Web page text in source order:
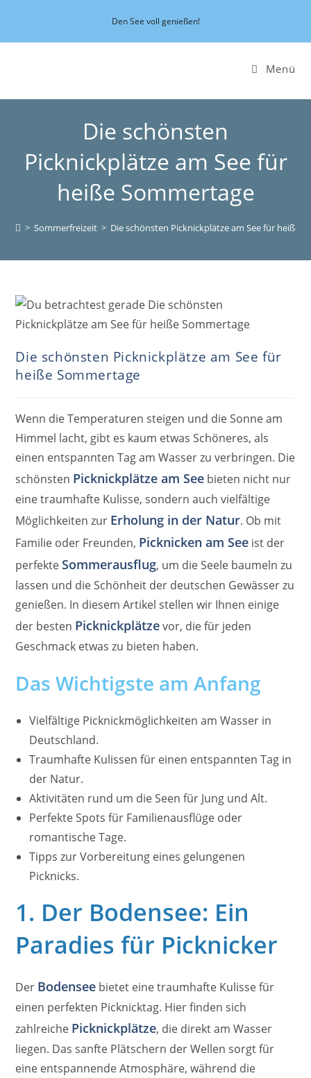
springen
Den See voll genießen!
Menü
Die schönsten
Picknickplätze am See für
heiße Sommertage
> Sommerfreizeit > Die schönsten Picknickplätze am See für heiße
Die schönsten Picknickplätze am See für
heiße Sommertage
Wenn die Temperaturen steigen und die Sonne am
Himmel lacht, gibt es kaum etwas Schöneres, als
einen entspannten Tag am Wasser zu verbringen. Die
schönsten Picknickplätze am See bieten nicht nur
eine traumhafte Kulisse, sondern auch vielfältige
Möglichkeiten zur Erholung in der Natur. Ob mit
Familie oder Freunden, Picknicken am See ist der
perfekteSommerausflug, um die Seele baumeln zu
lassen und die Schönheit der deutschen Gewässer zu
genießen. In diesem Artikel stellen wir Ihnen einige
der besten Picknickplätzevor, die für jeden
Geschmack etwas zu bieten haben.
Das Wichtigste am Anfang
Vielfältige Picknickmöglichkeiten am Wasser in
Deutschland.
Traumhafte Kulissen für einen entspannten Tag in
der Natur.
Aktivitäten rund um die Seen für Jung und Alt.
Perfekte Spots für Familienausflüge oder
romantische Tage.
Tipps zur Vorbereitung eines gelungenen
Picknicks.
1. Der Bodensee: Ein
Paradies für Picknicker
Der Bodensee bietet eine traumhafte Kulisse für
einen perfekten Picknicktag. Hier finden sich
zahlreiche Picknickplätze, die direkt am Wasser
liegen. Das sanfte Plätschern der Wellen sorgt für
eine entspannende Atmosphäre, während die